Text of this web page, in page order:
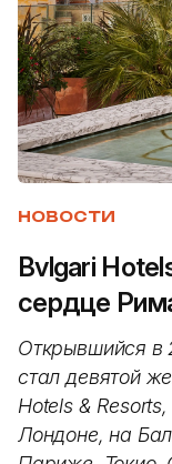
НОВОСТИ
Bvlgari
сердце
Открывшийся в
стал девятой
Hotels &
Лондоне, на